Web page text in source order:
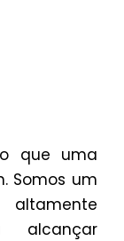
que uma
Somos um
alcançar